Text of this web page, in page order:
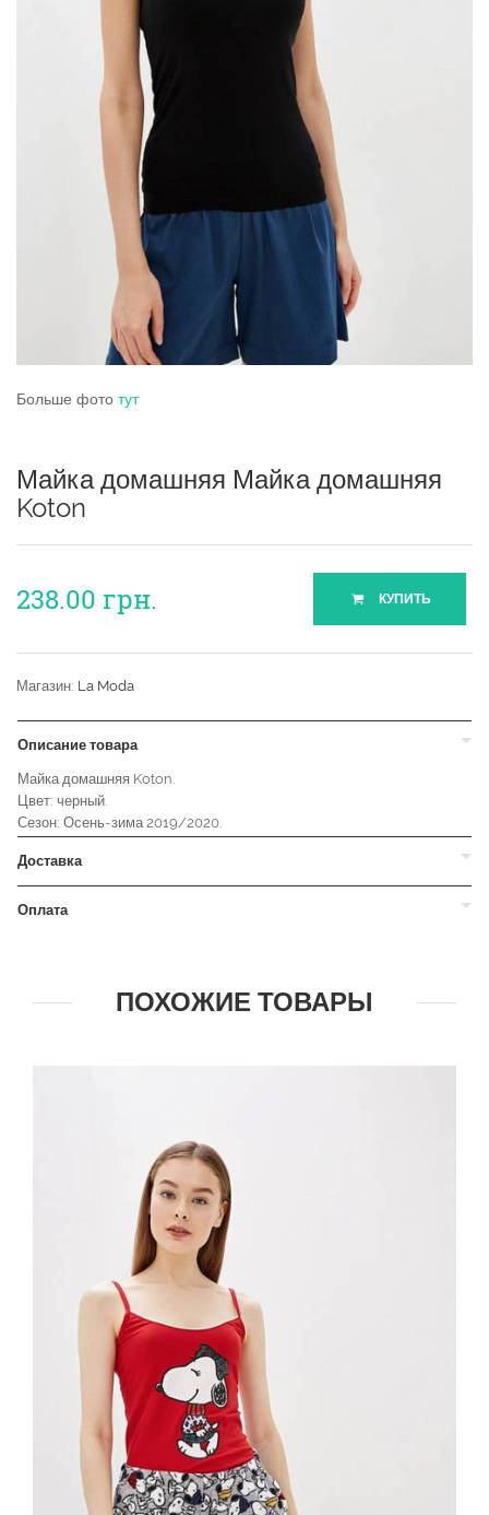
Больше фото тут
Майка домашняя Майка домашняя
Koton
238.00 грн. КУПИТЬ
Магазин: La Moda
Описание товара
Майка домашняя Koton.
Цвет: черный.
Сезон: Осень-зима 2019/2020.
Доставка
Оплата
ПОХОЖИЕ ТОВАРЫ